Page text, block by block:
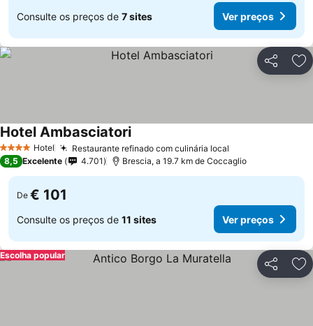
Consulte os preços de 7 sites Ver preços
Partilhar
4 EstrelasHotel Restaurante refinado com culinária local
Hotel AmbasciatoriVer preços
8,5 Excelente 4.701 Brescia, a 19.7 km de Coccaglio
De € 101
Consulte os preços de 11 sites Ver preços
Partilhar
Escolha popular